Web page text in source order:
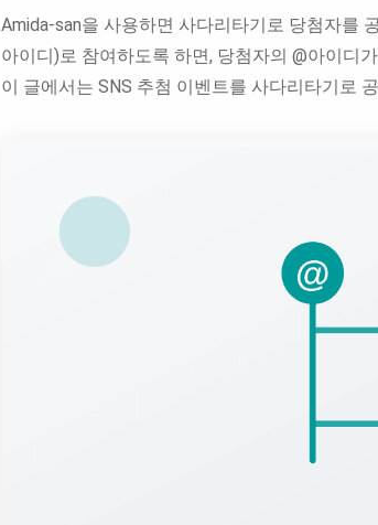
Amida-san을 사용하면 사다리타기로 당첨자를
아이디)로 참여하도록 하면, 당첨자의 @아이디
이 글에서는 SNS 추첨 이벤트를 사다리타기로